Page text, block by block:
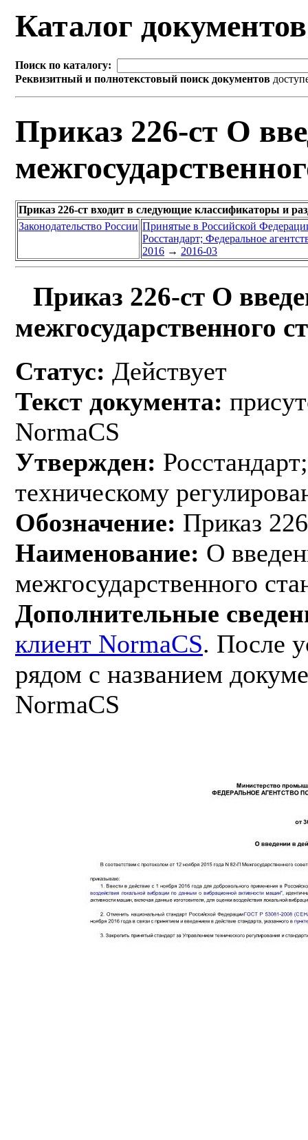
Каталог
Поиск по каталогу:
Реквизитный и полнотекстовый поиск документов
Приказ 226-ст О
Приказ 226-ст входит в следующие классификаторы и
Законодательство России Принятые в Российской
Росстандарт; Федеральное
2016 → 2016-03
Приказ 226-ст О
межгосударственного
Статус: Действует
Текст документа:
NormaCS
Утвержден:
техническому
Обозначение: Приказ
Наименование: О
межгосударственного
Дополнительные
клиент NormaCS. После
рядом с названием
NormaCS